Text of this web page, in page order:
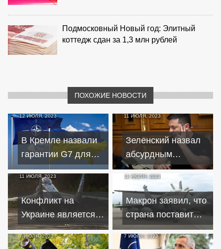
Подмосковный Новый год: Элитный
коттедж сдан за 1,3 млн рублей
ПОХОЖИЕ НОВОСТИ
12 ИЮЛЯ, 2023
В Кремле назвали
гарантии G7 для
Украины
посягательством на
безопасность РФ
11 ИЮЛЯ, 2023
Зеленский назвал
абсурдным
заявление НАТО о
вступлении
Украины в альянс
11 ИЮЛЯ, 2023
Конфликт на
Украине является
репетицией США
перед
11 ИЮЛЯ, 2023
Макрон заявил, что
страна поставит
Украине ракеты
дальнего радиуса
7 ИЮЛЯ, 2023 7 ИЮЛЯ, 2023